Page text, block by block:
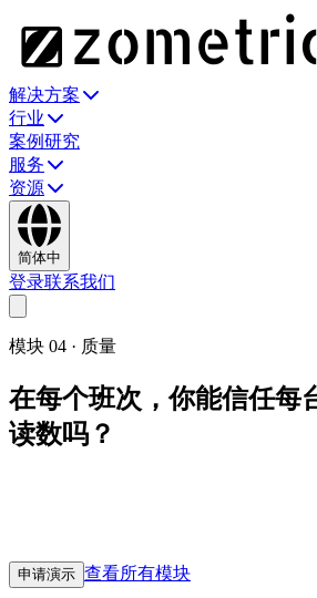
解决方案
行业
案例研究
服务
资源
简体中
登录联系我们
模块 04 · 质量
在每个班次，你能信任每
读数吗？
申请演示 查看所有模块